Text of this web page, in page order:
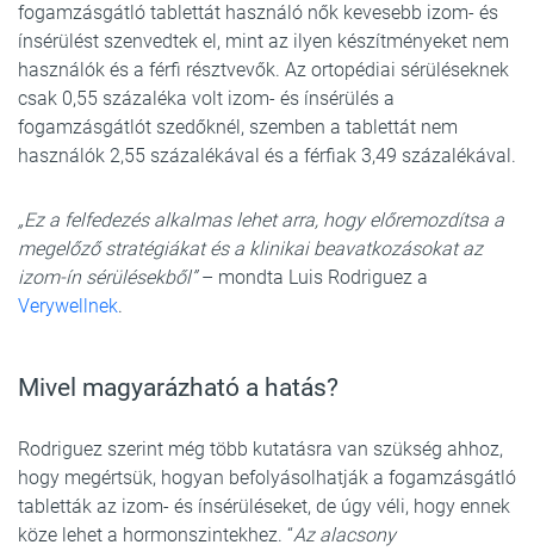
fogamzásgátló tablettát használó nők kevesebb izom- és
ínsérülést szenvedtek el, mint az ilyen készítményeket nem
használók és a férfi résztvevők. Az ortopédiai sérüléseknek
csak 0,55 százaléka volt izom- és ínsérülés a
fogamzásgátlót szedőknél, szemben a tablettát nem
használók 2,55 százalékával és a férfiak 3,49 százalékával.
„Ez a felfedezés alkalmas lehet arra, hogy előremozdítsa a
megelőző stratégiákat és a klinikai beavatkozásokat az
izom-ín sérülésekből”– mondta Luis Rodriguez a
Verywellnek.
Mivel magyarázható a hatás?
Rodriguez szerint még több kutatásra van szükség ahhoz,
hogy megértsük, hogyan befolyásolhatják a fogamzásgátló
tabletták az izom- és ínsérüléseket, de úgy véli, hogy ennek
köze lehet a hormonszintekhez. “Az alacsony